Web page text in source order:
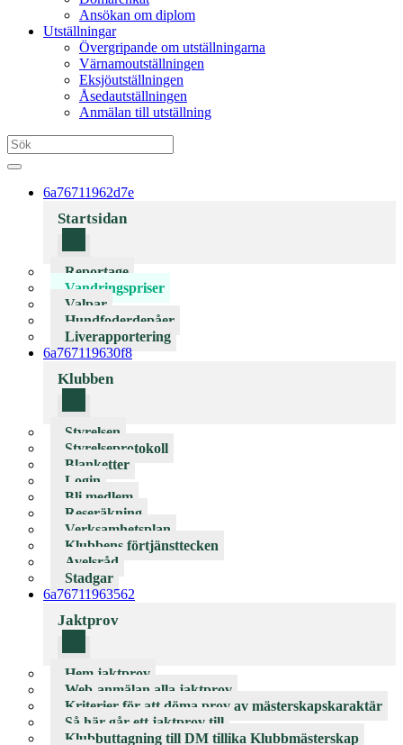
Ansökan om diplom
Utställningar
Övergripande om utställningarna
Värnamoutställningen
Eksjöutställningen
Åsedautställningen
Anmälan till utställning
6a76711962d7e
Startsidan
Reportage
Vandringspriser
Valpar
Hundfoderdepåer
Liverapportering
6a767119630f8
Klubben
Styrelsen
Styrelseprotokoll
Blanketter
Login
Bli medlem
Reseräkning
Verksamhetsplan
Klubbens förtjänsttecken
Avelsråd
Stadgar
6a76711963562
Jaktprov
Hem jaktprov
Web-anmälan alla jaktprov
Kriterier för att döma prov av mästerskapskaraktär
Så här går ett jaktprov till
Klubbuttagning till DM tillika Klubbmästerskap